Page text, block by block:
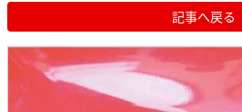
記事へ戻る